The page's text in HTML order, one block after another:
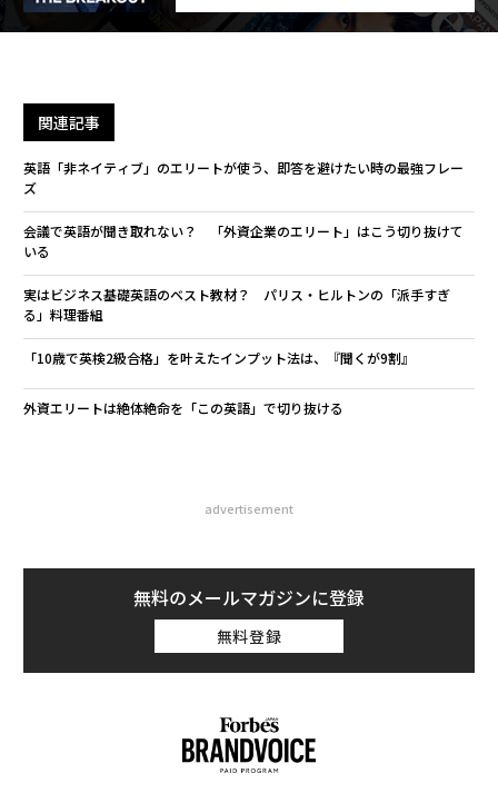
関連記事
英語「非ネイティブ」のエリートが使う、即答を避けたい時の最強フレー
ズ
会議で英語が聞き取れない？ 「外資企業のエリート」はこう切り抜けて
いる
実はビジネス基礎英語のベスト教材？ パリス・ヒルトンの「派手すぎ
る」料理番組
「10歳で英検2級合格」を叶えたインプット法は、『聞くが9割』
外資エリートは絶体絶命を「この英語」で切り抜ける
advertisement
無料のメールマガジンに登録
無料登録